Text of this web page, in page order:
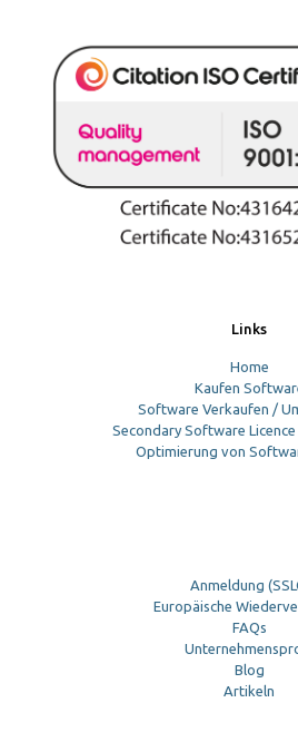
Links
Home
Kaufen
Software Verkaufen /
Secondary Software Licence
Optimierung von
Anmeldung
Europäische
FAQs
Blog
Artikeln